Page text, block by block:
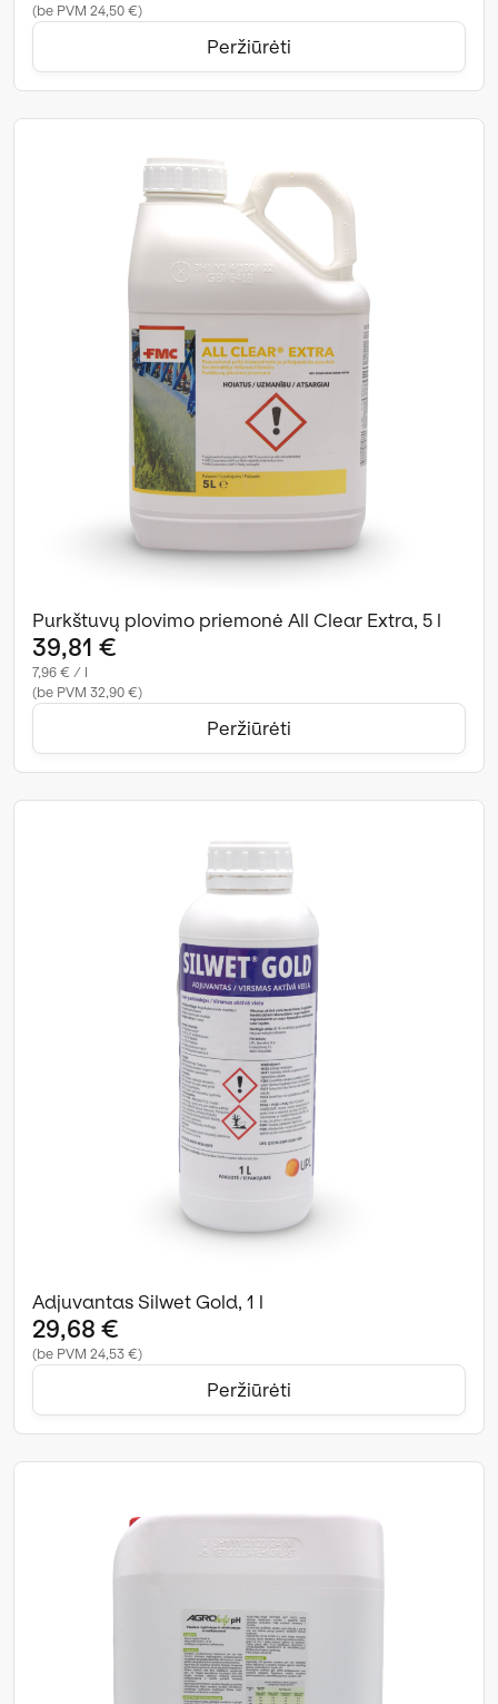
(be PVM 24,50 €)
Peržiūrėti
Purkštuvų plovimo priemonė All Clear Extra, 5 l
39,81 €
7,96 € / l
(be PVM 32,90 €)
Peržiūrėti
Adjuvantas Silwet Gold, 1 l
29,68 €
(be PVM 24,53 €)
Peržiūrėti